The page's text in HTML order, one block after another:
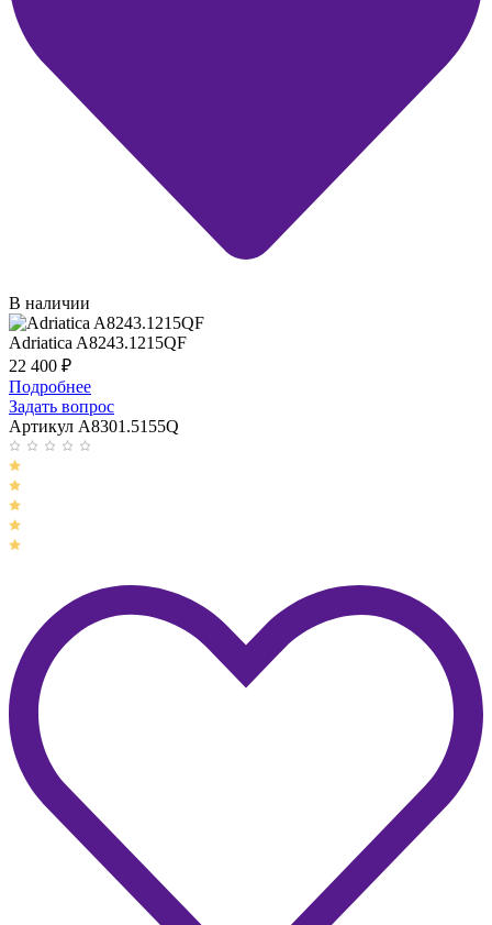
В наличии
Adriatica A8243.1215QF
22 400 ₽
Подробнее
Задать вопрос
Артикул A8301.5155Q